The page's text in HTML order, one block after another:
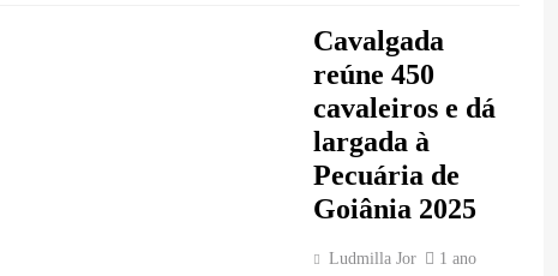
Cavalgada
reúne 450
cavaleiros e dá
largada à
Pecuária de
Goiânia 2025
Ludmilla Jor
1 ano